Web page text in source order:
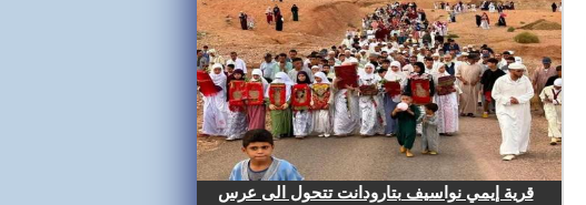
قرية إيمي نواسيف بتارودانت تتحول الى عرس